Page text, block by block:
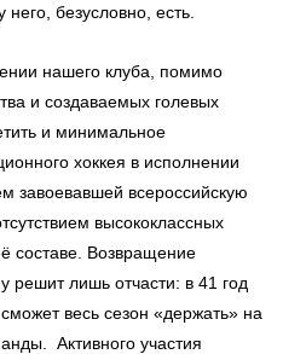
безусловно, есть.
нашего клуба, помимо
и создаваемых голевых
и минимальное
хоккея в исполнении
завоевавшей всероссийскую
высококлассных
составе. Возвращение
решит лишь отчасти: в 41 год
весь сезон «держать» на
Активного участия